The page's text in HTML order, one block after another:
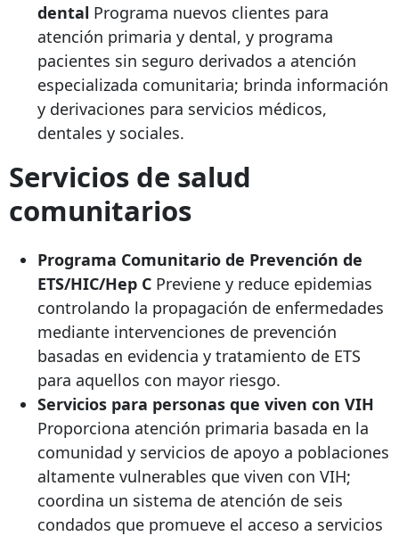
dental Programa nuevos clientes para
atención primaria y dental, y programa
pacientes sin seguro derivados a atención
especializada comunitaria; brinda información
y derivaciones para servicios médicos,
dentales y sociales.
Servicios de salud
comunitarios
Programa Comunitario de Prevención de
ETS/HIC/Hep C Previene y reduce epidemias
controlando la propagación de enfermedades
mediante intervenciones de prevención
basadas en evidencia y tratamiento de ETS
para aquellos con mayor riesgo.
Servicios para personas que viven con VIH
Proporciona atención primaria basada en la
comunidad y servicios de apoyo a poblaciones
altamente vulnerables que viven con VIH;
coordina un sistema de atención de seis
condados que promueve el acceso a servicios